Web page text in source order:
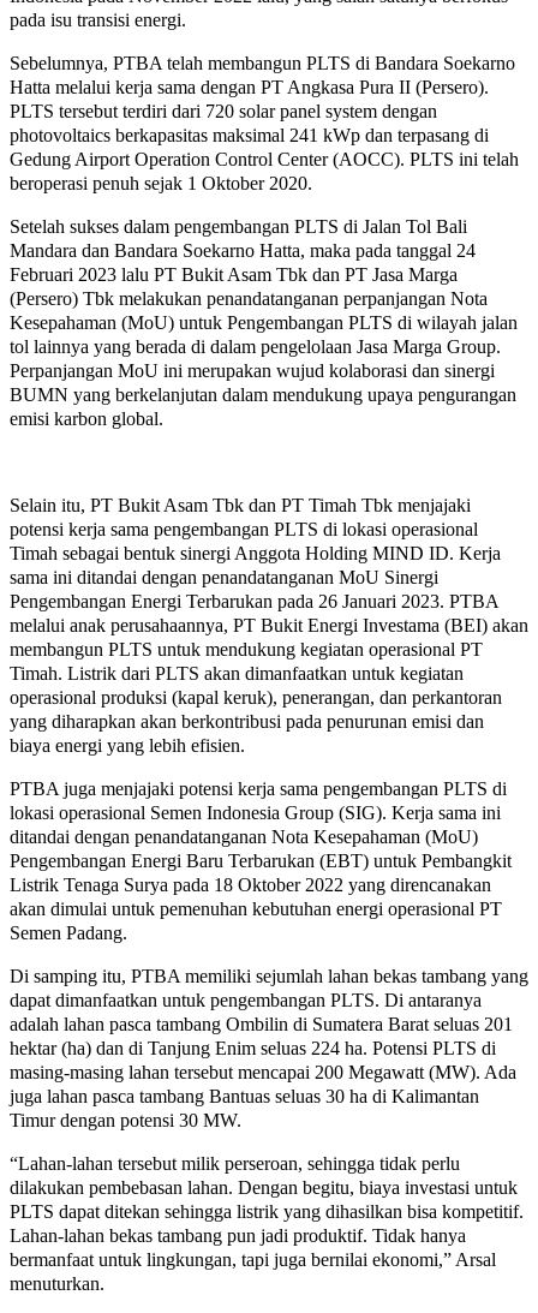
pada isu transisi energi.
Sebelumnya, PTBA telah membangun PLTS di Bandara Soekarno
Hatta melalui kerja sama dengan PT Angkasa Pura II (Persero).
PLTS tersebut terdiri dari 720 solar panel system dengan
photovoltaics berkapasitas maksimal 241 kWp dan terpasang di
Gedung Airport Operation Control Center (AOCC). PLTS ini telah
beroperasi penuh sejak 1 Oktober 2020.
Setelah sukses dalam pengembangan PLTS di Jalan Tol Bali
Mandara dan Bandara Soekarno Hatta, maka pada tanggal 24
Februari 2023 lalu PT Bukit Asam Tbk dan PT Jasa Marga
(Persero) Tbk melakukan penandatanganan perpanjangan Nota
Kesepahaman (MoU) untuk Pengembangan PLTS di wilayah jalan
tol lainnya yang berada di dalam pengelolaan Jasa Marga Group.
Perpanjangan MoU ini merupakan wujud kolaborasi dan sinergi
BUMN yang berkelanjutan dalam mendukung upaya pengurangan
emisi karbon global.
Selain itu, PT Bukit Asam Tbk dan PT Timah Tbk menjajaki
potensi kerja sama pengembangan PLTS di lokasi operasional
Timah sebagai bentuk sinergi Anggota Holding MIND ID. Kerja
sama ini ditandai dengan penandatanganan MoU Sinergi
Pengembangan Energi Terbarukan pada 26 Januari 2023. PTBA
melalui anak perusahaannya, PT Bukit Energi Investama (BEI) akan
membangun PLTS untuk mendukung kegiatan operasional PT
Timah. Listrik dari PLTS akan dimanfaatkan untuk kegiatan
operasional produksi (kapal keruk), penerangan, dan perkantoran
yang diharapkan akan berkontribusi pada penurunan emisi dan
biaya energi yang lebih efisien.
PTBA juga menjajaki potensi kerja sama pengembangan PLTS di
lokasi operasional Semen Indonesia Group (SIG). Kerja sama ini
ditandai dengan penandatanganan Nota Kesepahaman (MoU)
Pengembangan Energi Baru Terbarukan (EBT) untuk Pembangkit
Listrik Tenaga Surya pada 18 Oktober 2022 yang direncanakan
akan dimulai untuk pemenuhan kebutuhan energi operasional PT
Semen Padang.
Di samping itu, PTBA memiliki sejumlah lahan bekas tambang yang
dapat dimanfaatkan untuk pengembangan PLTS. Di antaranya
adalah lahan pasca tambang Ombilin di Sumatera Barat seluas 201
hektar (ha) dan di Tanjung Enim seluas 224 ha. Potensi PLTS di
masing-masing lahan tersebut mencapai 200 Megawatt (MW). Ada
juga lahan pasca tambang Bantuas seluas 30 ha di Kalimantan
Timur dengan potensi 30 MW.
“Lahan-lahan tersebut milik perseroan, sehingga tidak perlu
dilakukan pembebasan lahan. Dengan begitu, biaya investasi untuk
PLTS dapat ditekan sehingga listrik yang dihasilkan bisa kompetitif.
Lahan-lahan bekas tambang pun jadi produktif. Tidak hanya
bermanfaat untuk lingkungan, tapi juga bernilai ekonomi,” Arsal
menuturkan.